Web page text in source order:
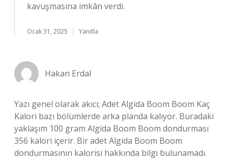
kavuşmasına imkân verdi.
Ocak 31, 2025 Yanıtla
Hakan Erdal
Yazı genel olarak akıcı; Adet Algida Boom Boom Kaç
Kalori bazı bölümlerde arka planda kalıyor. Buradaki
yaklaşım 100 gram Algida Boom Boom dondurması
356 kalori içerir. Bir adet Algida Boom Boom
dondurmasının kalorisi hakkında bilgi bulunamadı.